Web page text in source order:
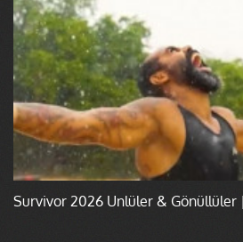
Survivor 2026 Ünlüler & Gönüllüler |